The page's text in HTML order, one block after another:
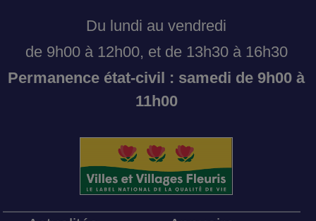
Du lundi au vendredi
de 9h00 à 12h00, et de 13h30 à 16h30
Permanence état-civil : samedi de 9h00 à
11h00